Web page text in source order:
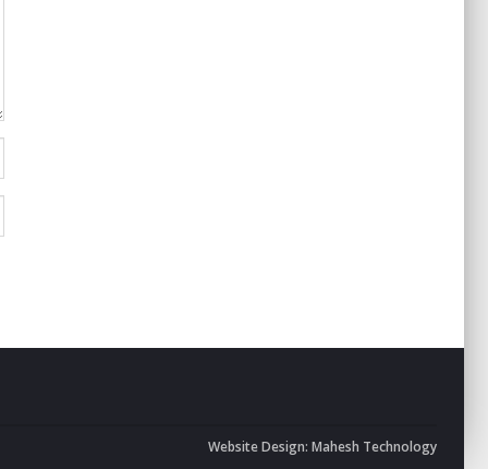
Website Design: Mahesh Technology